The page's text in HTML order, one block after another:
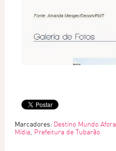
Marcadores: Destino Mundo Afora
Mídia, Prefeitura de Tubarão